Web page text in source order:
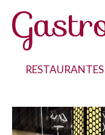
RESTAURANTES